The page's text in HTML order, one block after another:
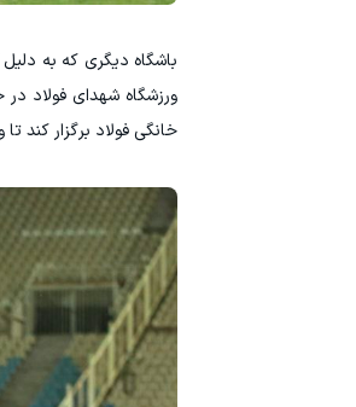
باشگاه دیگری که به
ورزشگاه شهدای فولاد
خانگی فولاد برگزار کند